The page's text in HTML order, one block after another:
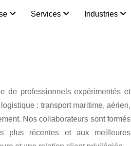
Services Industries
de professionnels expérimentés et
: transport maritime, aérien,
Nos collaborateurs sont formés
plus récentes et aux meilleures